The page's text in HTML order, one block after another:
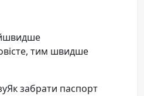
тим швидше
забрати паспорт